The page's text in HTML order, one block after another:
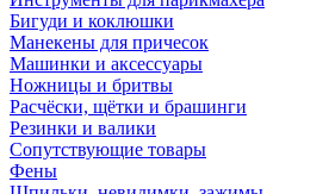
Бигуди и коклюшки
Манекены для причесок
Машинки и аксессуары
Ножницы и бритвы
Расчёски, щётки и брашинги
Резинки и валики
Сопутствующие товары
Фены